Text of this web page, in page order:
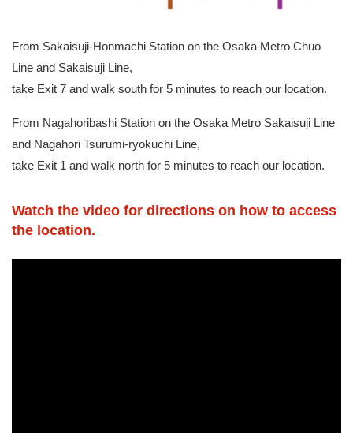
From Sakaisuji-Honmachi Station on the Osaka Metro Chuo
Line and Sakaisuji Line,
take Exit 7 and walk south for 5 minutes to reach our location.
From Nagahoribashi Station on the Osaka Metro Sakaisuji Line
and Nagahori Tsurumi-ryokuchi Line,
take Exit 1 and walk north for 5 minutes to reach our location.
Watch the video for directions on how to access
the location.